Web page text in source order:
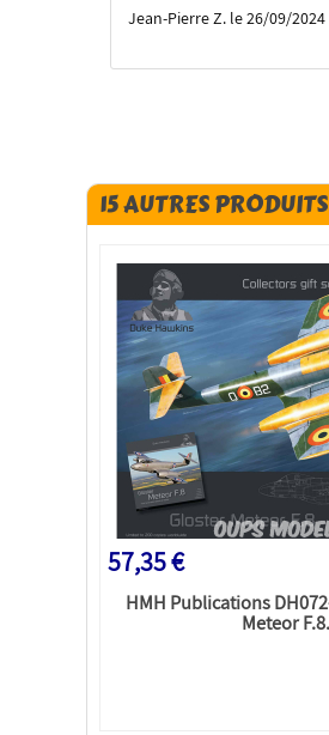
Jean-Pierre Z. le 26/09/2024
15 AUTRES
57,35 €
HMH Publications
Meteor